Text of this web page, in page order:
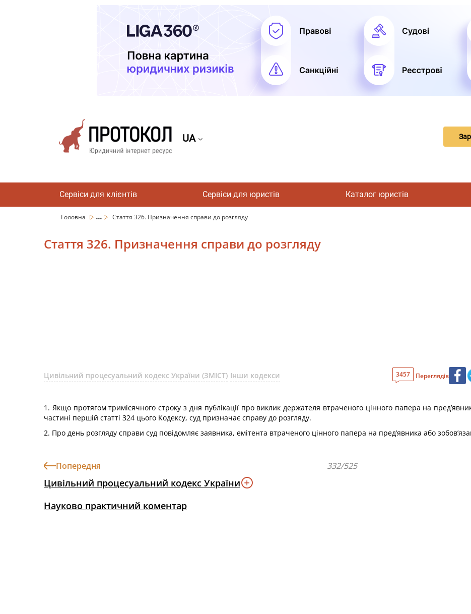
UA
Сервіси для клієнтів Сервіси для юристів Каталог юристів
Головна ... Стаття 326. Призначення справи до розгляду
Стаття 326. Призначення справи до розгляду
Цивільний процесуальний кодекс України (ЗМІСТ) Інши кодекси 3457 Переглядів
1. Якщо протягом тримісячного строку з дня публікації про виклик держателя втраченого цінного папера на
частині першій статті 324 цього Кодексу, суд призначає справу до розгляду.
2. Про день розгляду справи суд повідомляє заявника, емітента втраченого цінного папера на пред’явника або
Попередня 332/525
Цивільний процесуальний кодекс України
Науково практичний коментар